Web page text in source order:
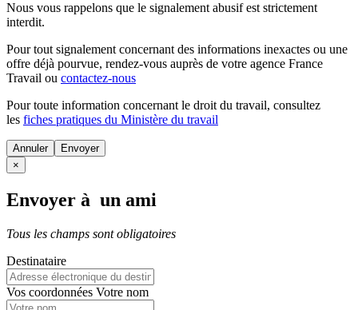
Nous vous rappelons que le signalement abusif est strictement
interdit.
Pour tout signalement concernant des informations inexactes ou une
offre déjà pourvue, rendez-vous auprès de votre agence France
Travail ou contactez-nous
Pour toute information concernant le droit du travail, consultez
les fiches pratiques du Ministère du travail
Annuler
×
Envoyer à un ami
Tous les champs sont obligatoires
Destinataire
Vos coordonnées Votre nom